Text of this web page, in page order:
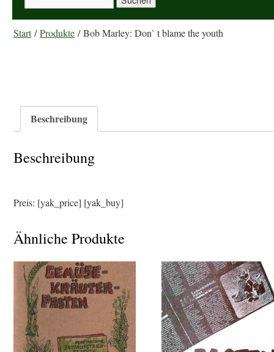
Start/Produkte / Bob Marley: Don` t blame the youth
Beschreibung
Beschreibung
Preis: [yak_price] [yak_buy]
Ähnliche Produkte